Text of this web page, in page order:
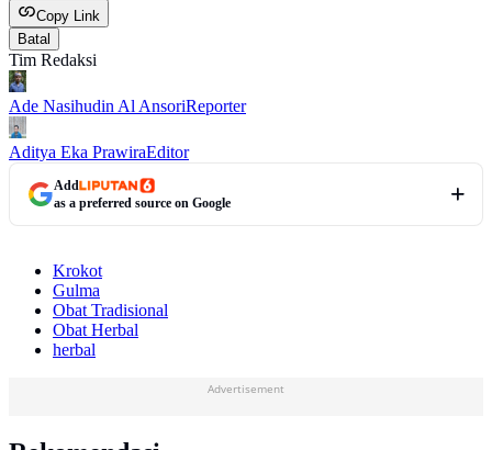
Copy Link
Batal
Tim Redaksi
Ade Nasihudin Al AnsoriReporter
Aditya Eka PrawiraEditor
Add
as a preferred source on Google
Krokot
Gulma
Obat Tradisional
Obat Herbal
herbal
Advertisement